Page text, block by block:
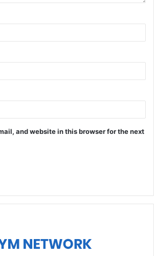
and website in this browser for the next